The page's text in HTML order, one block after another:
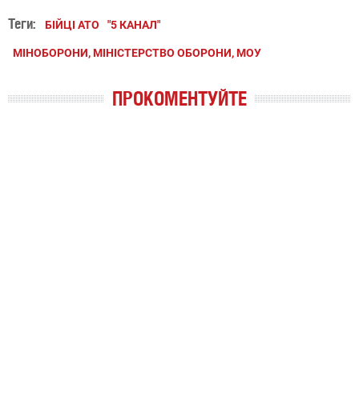
Теги: БІЙЦІ АТО "5 КАНАЛ"
МІНОБОРОНИ, МІНІСТЕРСТВО ОБОРОНИ, МОУ
ПРОКОМЕНТУЙТЕ